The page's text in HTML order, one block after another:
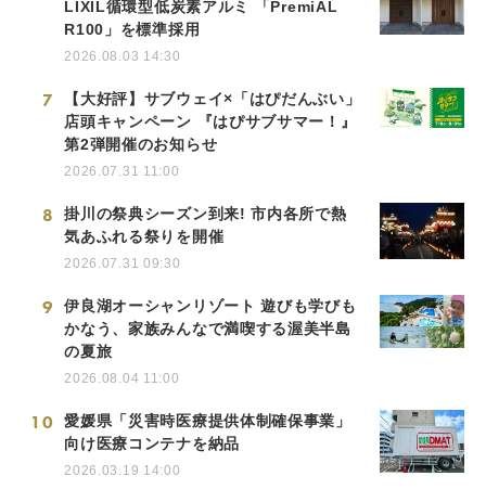
LIXIL循環型低炭素アルミ 「PremiAL
R100」を標準採用
2026.08.03 14:30
7
【大好評】サブウェイ×「はぴだんぶい」
店頭キャンペーン 『はぴサブサマー！』
第2弾開催のお知らせ
2026.07.31 11:00
8
掛川の祭典シーズン到来! 市内各所で熱
気あふれる祭りを開催
2026.07.31 09:30
9
伊良湖オーシャンリゾート 遊びも学びも
かなう、家族みんなで満喫する渥美半島
の夏旅
2026.08.04 11:00
10
愛媛県「災害時医療提供体制確保事業」
向け医療コンテナを納品
2026.03.19 14:00